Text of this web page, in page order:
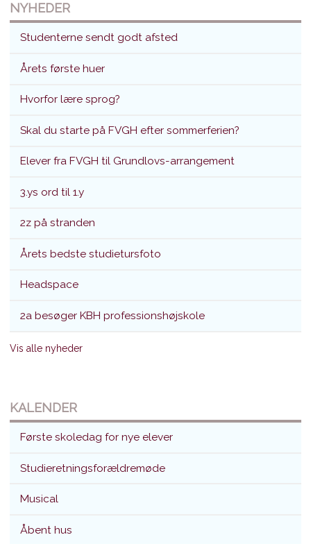
Studenterne sendt godt afsted
NYHEDER
Studenterne sendt godt afsted
Årets første huer
Hvorfor lære sprog?
Skal du starte på FVGH efter sommerferien?
Elever fra FVGH til Grundlovs-arrangement
3.ys ord til 1.y
2z på stranden
Årets bedste studietursfoto
Headspace
2a besøger KBH professionshøjskole
Vis alle nyheder
KALENDER
Første skoledag for nye elever
Studieretningsforældremøde
Musical
Åbent hus